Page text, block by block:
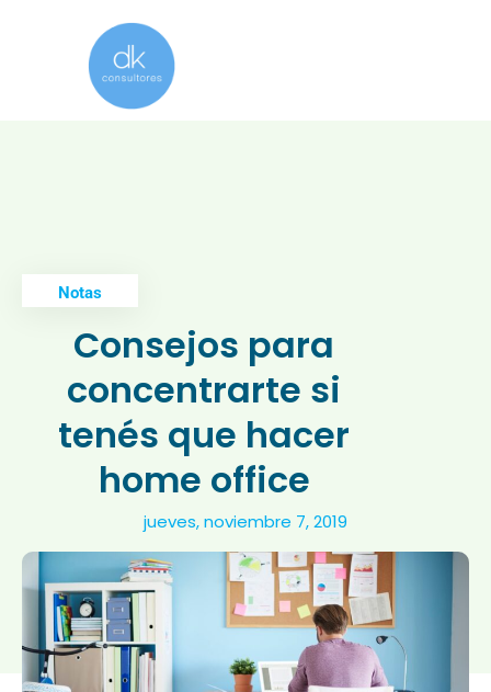
Notas
Consejos para
concentrarte si
tenés que hacer
home office
jueves, noviembre 7, 2019